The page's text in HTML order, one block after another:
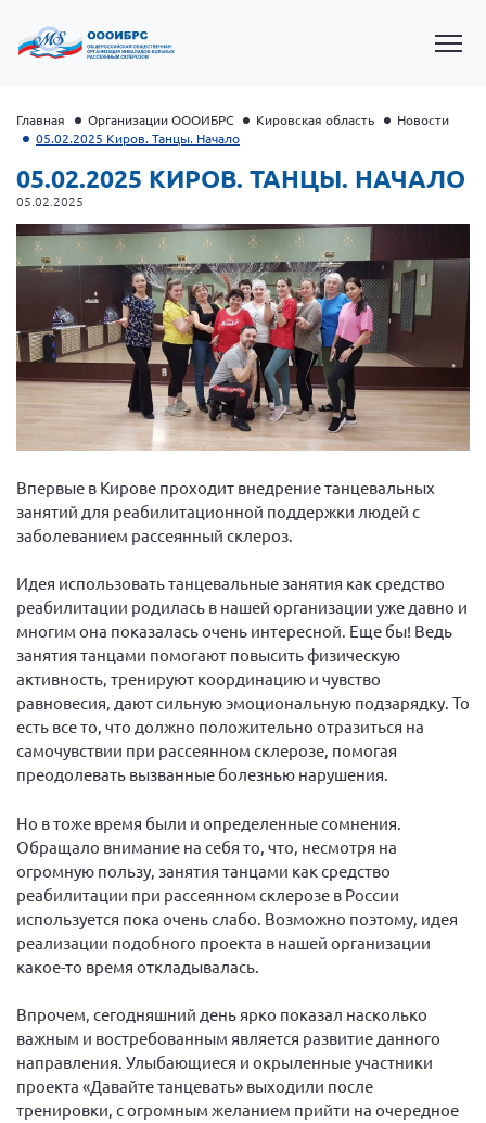
Президент Власов Я.В.
Первый вице-президент Кичигина Н. Ф.
Генеральный директор Матвиевская О.В.
Вице-президент Шишлянников Ф.В.
Информационная служба
Вице-президент Черненко Д.Е.
Вице-президент Валюх М.В.
Вице-президент Чернова А.В.
Вице-президент Цикорин И.В.
Вице-президент Груба Л.В.
Главный бухгалтер Жаворонкова Г.М.
Конференция ОООИБРС 2025
Экспертный совет ОООИБРС 2025
Конференция ОООИБРС 2024
Конференция ОООИБРС 2023
Конференция ОООИБРС 2022
Конференция ОООИБРС 2021
Конференция ВСЭ 2021
Конференция ОООИБРС 2020
Главная Организации ОООИБРС Кировская область
Новости
05.02.2025 Киров. Танцы. Начало
05.02.2025 КИРОВ. ТАНЦЫ. НАЧАЛО
05.02.2025
Впервые в Кирове проходит внедрение танцевальных
занятий для реабилитационной поддержки людей с
заболеванием рассеянный склероз.
Идея использовать танцевальные занятия как средство
реабилитации родилась в нашей организации уже давно и
многим она показалась очень интересной. Еще бы! Ведь
занятия танцами помогают повысить физическую
активность, тренируют координацию и чувство
равновесия, дают сильную эмоциональную подзарядку. То
есть все то, что должно положительно отразиться на
самочувствии при рассеянном склерозе, помогая
преодолевать вызванные болезнью нарушения.
Но в тоже время были и определенные сомнения.
Обращало внимание на себя то, что, несмотря на
огромную пользу, занятия танцами как средство
реабилитации при рассеянном склерозе в России
используется пока очень слабо. Возможно поэтому, идея
реализации подобного проекта в нашей организации
какое-то время откладывалась.
Впрочем, сегодняшний день ярко показал насколько
важным и востребованным является развитие данного
направления. Улыбающиеся и окрыленные участники
проекта «Давайте танцевать» выходили после
тренировки, с огромным желанием прийти на очередное